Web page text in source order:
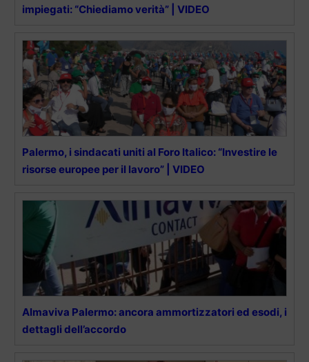
impiegati: “Chiediamo verità” | VIDEO
Palermo, i sindacati uniti al Foro Italico: “Investire le
risorse europee per il lavoro” | VIDEO
Almaviva Palermo: ancora ammortizzatori ed esodi, i
dettagli dell’accordo